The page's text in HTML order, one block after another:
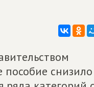
пособие снизило